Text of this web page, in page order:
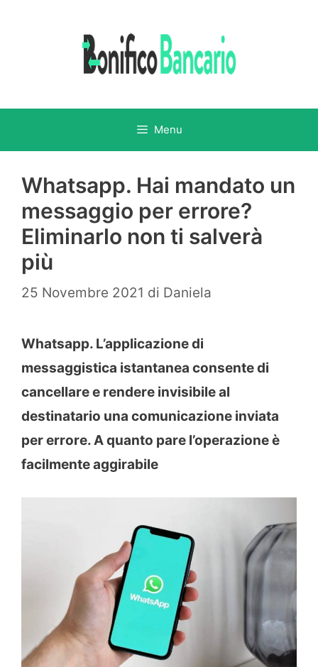
Menu
Whatsapp. Hai mandato un
messaggio per errore?
Eliminarlo non ti salverà
più
25 Novembre 2021 di Daniela
Whatsapp. L’applicazione di
messaggistica istantanea consente di
cancellare e rendere invisibile al
destinatario una comunicazione inviata
per errore. A quanto pare l’operazione è
facilmente aggirabile